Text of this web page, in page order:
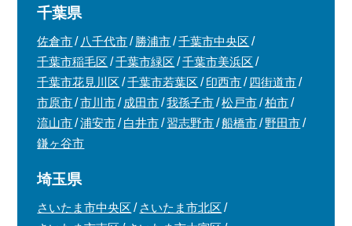
千葉県
佐倉市 八千代市 勝浦市
千葉市中央区
千葉市稲毛区
千葉市緑区
千葉市美浜区
千葉市花見川区
千葉市若葉区 印西市
四街道市
市原市
市川市 成田市 我孫子市 松戸市
柏市
流山市
浦安市 白井市 習志野市 船橋市
野田市
鎌ヶ谷市
埼玉県
さいたま市中央区
さいたま市北区